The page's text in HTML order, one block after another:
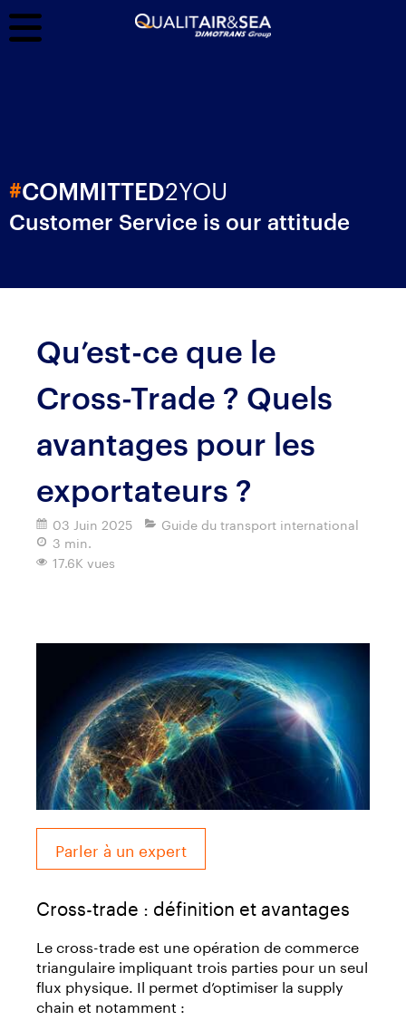
#COMMITTED2YOU
Customer Service is our attitude
Qu’est-ce que le
Cross-Trade ? Quels
avantages pour les
exportateurs ?
03 Juin 2025
Guide du transport international
3 min.
17.6K vues
Parler à un expert
Cross-trade : définition et avantages
Le cross-trade est une opération de commerce
triangulaire impliquant trois parties pour un seul
flux physique. Il permet d’optimiser la supply
chain et notamment :